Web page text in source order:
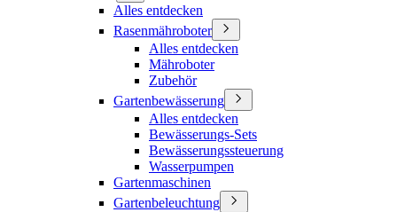
Alles entdecken
Rasenmähroboter
Alles entdecken
Mähroboter
Zubehör
Gartenbewässerung
Alles entdecken
Bewässerungs-Sets
Bewässerungssteuerung
Wasserpumpen
Gartenmaschinen
Gartenbeleuchtung